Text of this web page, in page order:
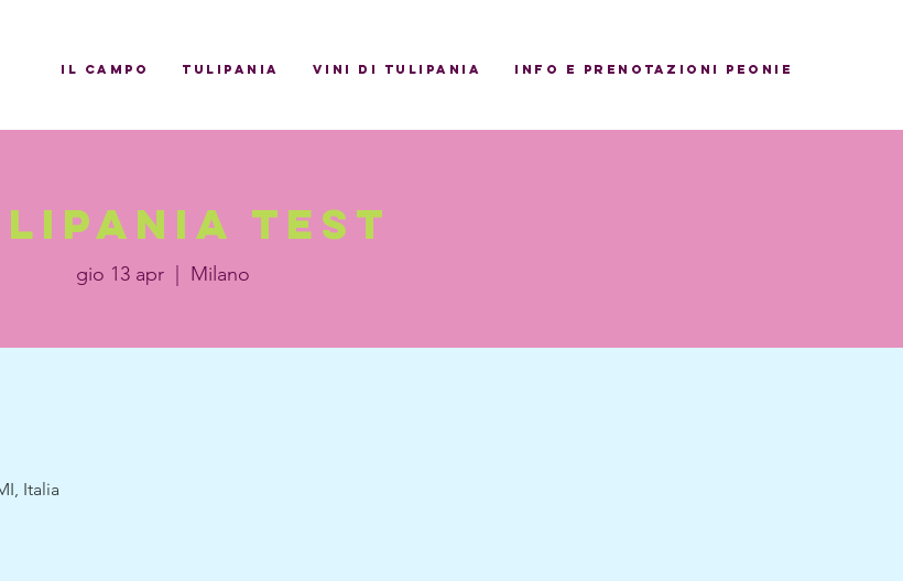
il campo Tulipania Vini di Tulipania INFO E PRENOTAZIONI PEONIE
test
gio 13 apr
  |
Milano
Italia